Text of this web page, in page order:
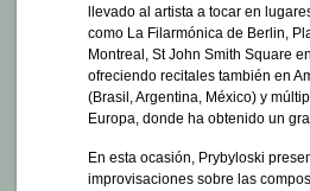
llevado al artista a tocar en
como La Filarmónica de Berlin,
Montreal, St John Smith Square
ofreciendo recitales también en
(Brasil, Argentina, México) y
Europa, donde ha obtenido un
En esta ocasión, Prybyloski
improvisaciones sobre las